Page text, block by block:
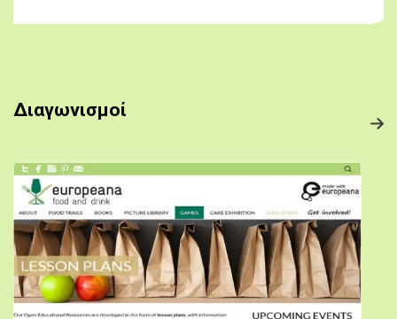
Διαγωνισμοί